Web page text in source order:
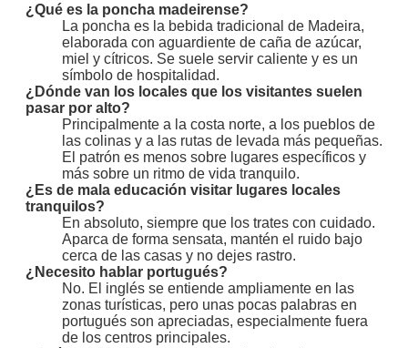
¿Qué es la poncha madeirense?
La poncha es la bebida tradicional de Madeira,
elaborada con aguardiente de caña de azúcar,
miel y cítricos. Se suele servir caliente y es un
símbolo de hospitalidad.
¿Dónde van los locales que los visitantes suelen
pasar por alto?
Principalmente a la costa norte, a los pueblos de
las colinas y a las rutas de levada más pequeñas.
El patrón es menos sobre lugares específicos y
más sobre un ritmo de vida tranquilo.
¿Es de mala educación visitar lugares locales
tranquilos?
En absoluto, siempre que los trates con cuidado.
Aparca de forma sensata, mantén el ruido bajo
cerca de las casas y no dejes rastro.
¿Necesito hablar portugués?
No. El inglés se entiende ampliamente en las
zonas turísticas, pero unas pocas palabras en
portugués son apreciadas, especialmente fuera
de los centros principales.